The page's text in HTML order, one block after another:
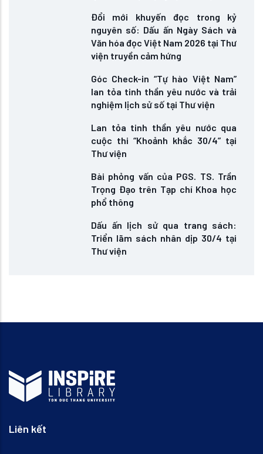
Đổi mới khuyến đọc trong kỷ
nguyên số: Dấu ấn Ngày Sách và
Văn hóa đọc Việt Nam 2026 tại Thư
viện truyền cảm hứng
Góc Check-in “Tự hào Việt Nam”
lan tỏa tinh thần yêu nước và trải
nghiệm lịch sử số tại Thư viện
Lan tỏa tinh thần yêu nước qua
cuộc thi “Khoảnh khắc 30/4” tại
Thư viện
Bài phỏng vấn của PGS. TS. Trần
Trọng Đạo trên Tạp chí Khoa học
phổ thông
Dấu ấn lịch sử qua trang sách:
Triển lãm sách nhân dịp 30/4 tại
Thư viện
Liên kết